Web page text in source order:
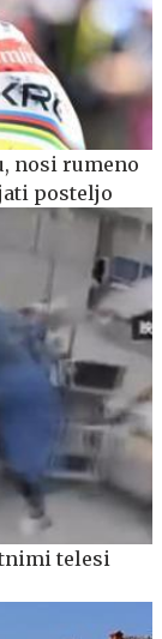
nosi rumeno
posteljo
telesi